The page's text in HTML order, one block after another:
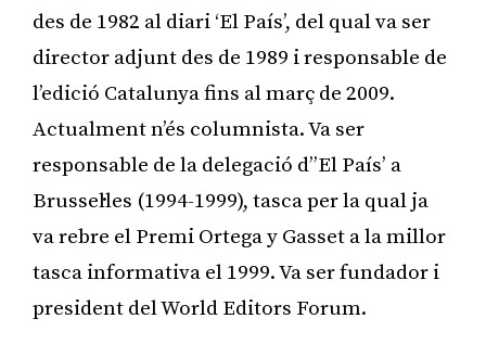
des de 1982 al diari ‘El País’, del qual va ser
director adjunt des de 1989 i responsable de
l’edició Catalunya fins al març de 2009.
Actualment n’és columnista. Va ser
responsable de la delegació d’’El País’ a
Brussel·les (1994-1999), tasca per la qual ja
va rebre el Premi Ortega y Gasset a la millor
tasca informativa el 1999. Va ser fundador i
president del World Editors Forum.